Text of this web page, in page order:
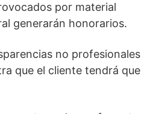
por material
generarán honorarios.
no profesionales
que el cliente tendrá que